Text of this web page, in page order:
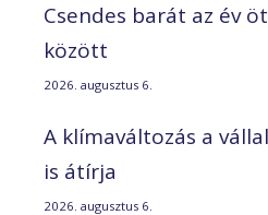
Csendes barát az év
között
2026. augusztus 6.
A klímaváltozás a
is átírja
2026. augusztus 6.